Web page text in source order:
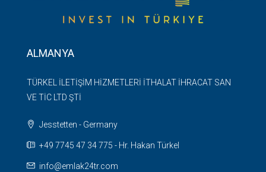
ALMANYA
TÜRKEL İLETİŞİM HİZMETLERİ İTHALAT İHRACAT SAN
VE TİC LTD ŞTİ
Jesstetten - Germany
+49 7745 47 34 775 - Hr. Hakan Türkel
info@emlak24tr.com